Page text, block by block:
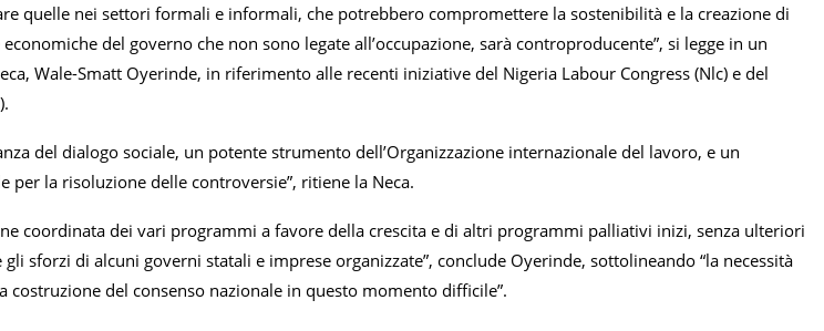
quelle nei settori formali e informali, che potrebbero compromettere la sostenibilità e la creazione di
del governo che non sono legate all’occupazione, sarà controproducente”, si legge in un
Wale-Smatt Oyerinde, in riferimento alle recenti iniziative del Nigeria Labour Congress (Nlc) e del
del dialogo sociale, un potente strumento dell’Organizzazione internazionale del lavoro, e un
per la risoluzione delle controversie”, ritiene la Neca.
coordinata dei vari programmi a favore della crescita e di altri programmi palliativi inizi, senza ulteriori
sforzi di alcuni governi statali e imprese organizzate”, conclude Oyerinde, sottolineando “la necessità
costruzione del consenso nazionale in questo momento difficile”.